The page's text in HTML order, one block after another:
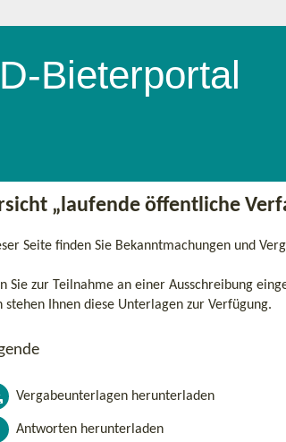
„laufende öffentliche
Seite finden Sie Bekanntmachungen und
Sie zur Teilnahme an einer Ausschreibung
stehen Ihnen diese Unterlagen zur Verfügung.
Vergabeunterlagen herunterladen
Antworten herunterladen